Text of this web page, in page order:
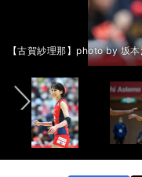
【古賀紗理那】photo by 坂
記事：Ｖリーグで輝いた女
なり活躍のルーキー、ニュ
前へ